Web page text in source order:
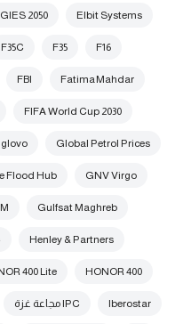
Elbit Systems
2050
F16
F35
F35C
Fatima Mahdar
FBI
FIFA World Cup 2030
Global Petrol Prices
glovo
GNV Virgo
Flood Hub
Gulfsat Maghreb
Henley & Partners
HONOR 400
400 Lite
Iberostar IPC مجاعة غزة